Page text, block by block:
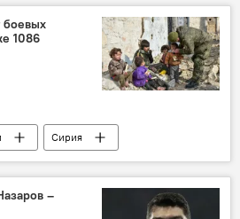
1086
Сирия
России и США в Сирии
–